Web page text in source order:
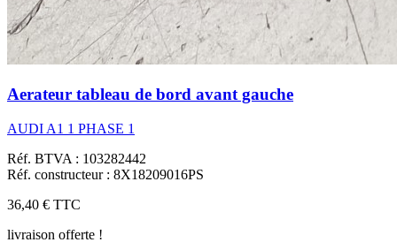
Aerateur tableau de bord avant gauche
AUDI A1 1 PHASE 1
Réf. BTVA : 103282442
Réf. constructeur : 8X18209016PS
36,40 € TTC
livraison offerte !